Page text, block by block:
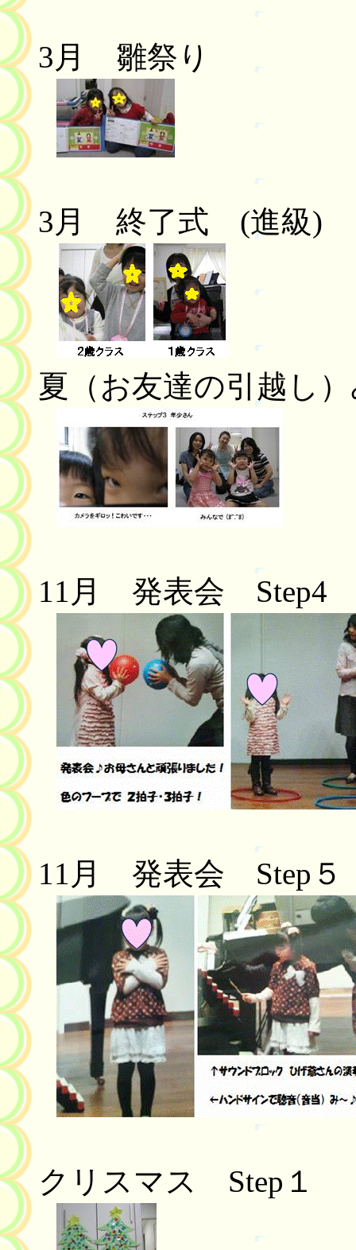
3 月 雛祭り
3 月 終了式 (進級)
夏（お友達の引越し
11 月 発表会 Step4
11 月 発表会 Step ５
クリスマス Step １